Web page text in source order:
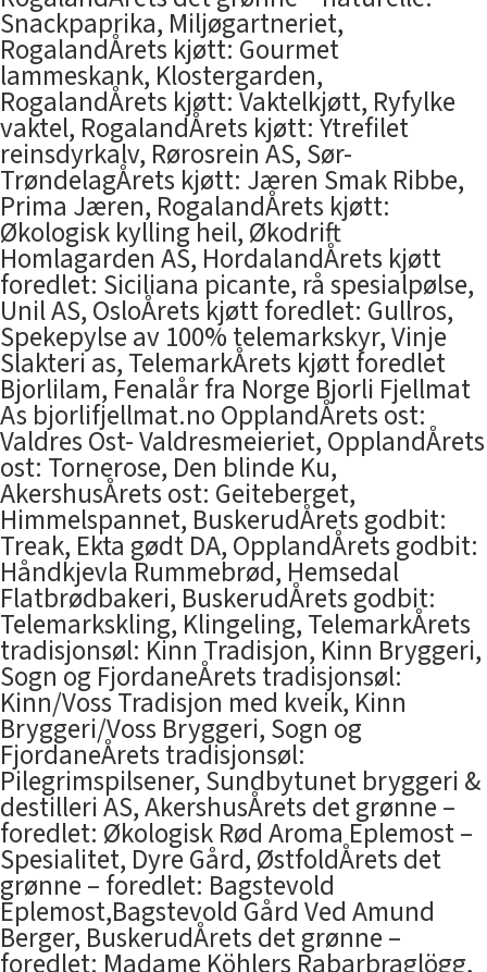
Snackpaprika, Miljøgartneriet,
RogalandÅrets kjøtt: Gourmet
lammeskank, Klostergarden,
RogalandÅrets kjøtt: Vaktelkjøtt, Ryfylke
vaktel, RogalandÅrets kjøtt: Ytrefilet
reinsdyrkalv, Rørosrein AS, Sør-
TrøndelagÅrets kjøtt: Jæren Smak Ribbe,
Prima Jæren, RogalandÅrets kjøtt:
Økologisk kylling heil, Økodrift
Homlagarden AS, HordalandÅrets kjøtt
foredlet: Siciliana picante, rå spesialpølse,
Unil AS, OsloÅrets kjøtt foredlet: Gullros,
Spekepylse av 100% telemarkskyr, Vinje
Slakteri as, TelemarkÅrets kjøtt foredlet
Bjorlilam, Fenalår fra Norge Bjorli Fjellmat
As bjorlifjellmat.no OpplandÅrets ost:
Valdres Ost- Valdresmeieriet, OpplandÅrets
ost: Tornerose, Den blinde Ku,
AkershusÅrets ost: Geiteberget,
Himmelspannet, BuskerudÅrets godbit:
Treak, Ekta gødt DA, OpplandÅrets godbit:
Håndkjevla Rummebrød, Hemsedal
Flatbrødbakeri, BuskerudÅrets godbit:
Telemarkskling, Klingeling, TelemarkÅrets
tradisjonsøl: Kinn Tradisjon, Kinn Bryggeri,
Sogn og FjordaneÅrets tradisjonsøl:
Kinn/Voss Tradisjon med kveik, Kinn
Bryggeri/Voss Bryggeri, Sogn og
FjordaneÅrets tradisjonsøl:
Pilegrimspilsener, Sundbytunet bryggeri &
destilleri AS, AkershusÅrets det grønne –
foredlet: Økologisk Rød Aroma Eplemost –
Spesialitet, Dyre Gård, ØstfoldÅrets det
grønne – foredlet: Bagstevold
Eplemost,Bagstevold Gård Ved Amund
Berger, BuskerudÅrets det grønne –